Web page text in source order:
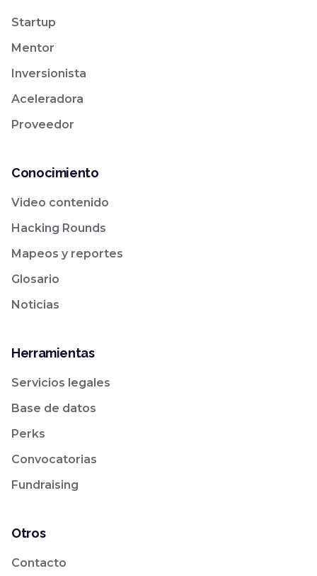
Startup
Mentor
Inversionista
Aceleradora
Proveedor
Conocimiento
Video contenido
Hacking Rounds
Mapeos y reportes
Glosario
Noticias
Herramientas
Servicios legales
Base de datos
Perks
Convocatorias
Fundraising
Otros
Contacto